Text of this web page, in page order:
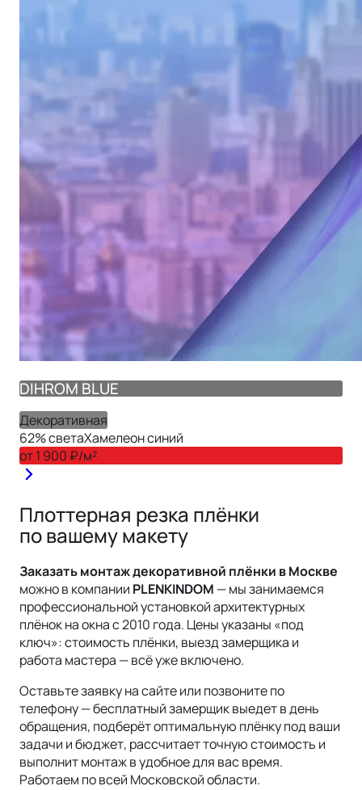
DIHROM BLUE
Декоративная
62% светаХамелеон синий
от1 900 ₽/м²
Плоттерная резка плёнки
по вашему макету
Заказать монтаждекоративной плёнки в Москве
можно в компании PLENKINDOM — мы занимаемся
профессиональной установкой архитектурных
плёнок на окна с 2010 года. Цены указаны «под
ключ»: стоимость плёнки, выезд замерщика и
работа мастера — всё уже включено.
Оставьте заявку на сайте или позвоните по
телефону — бесплатный замерщик выедет в день
обращения, подберёт оптимальную плёнку под ваши
задачи и бюджет, рассчитает точную стоимость и
выполнит монтаж в удобное для вас время.
Работаем по всей Московской области.